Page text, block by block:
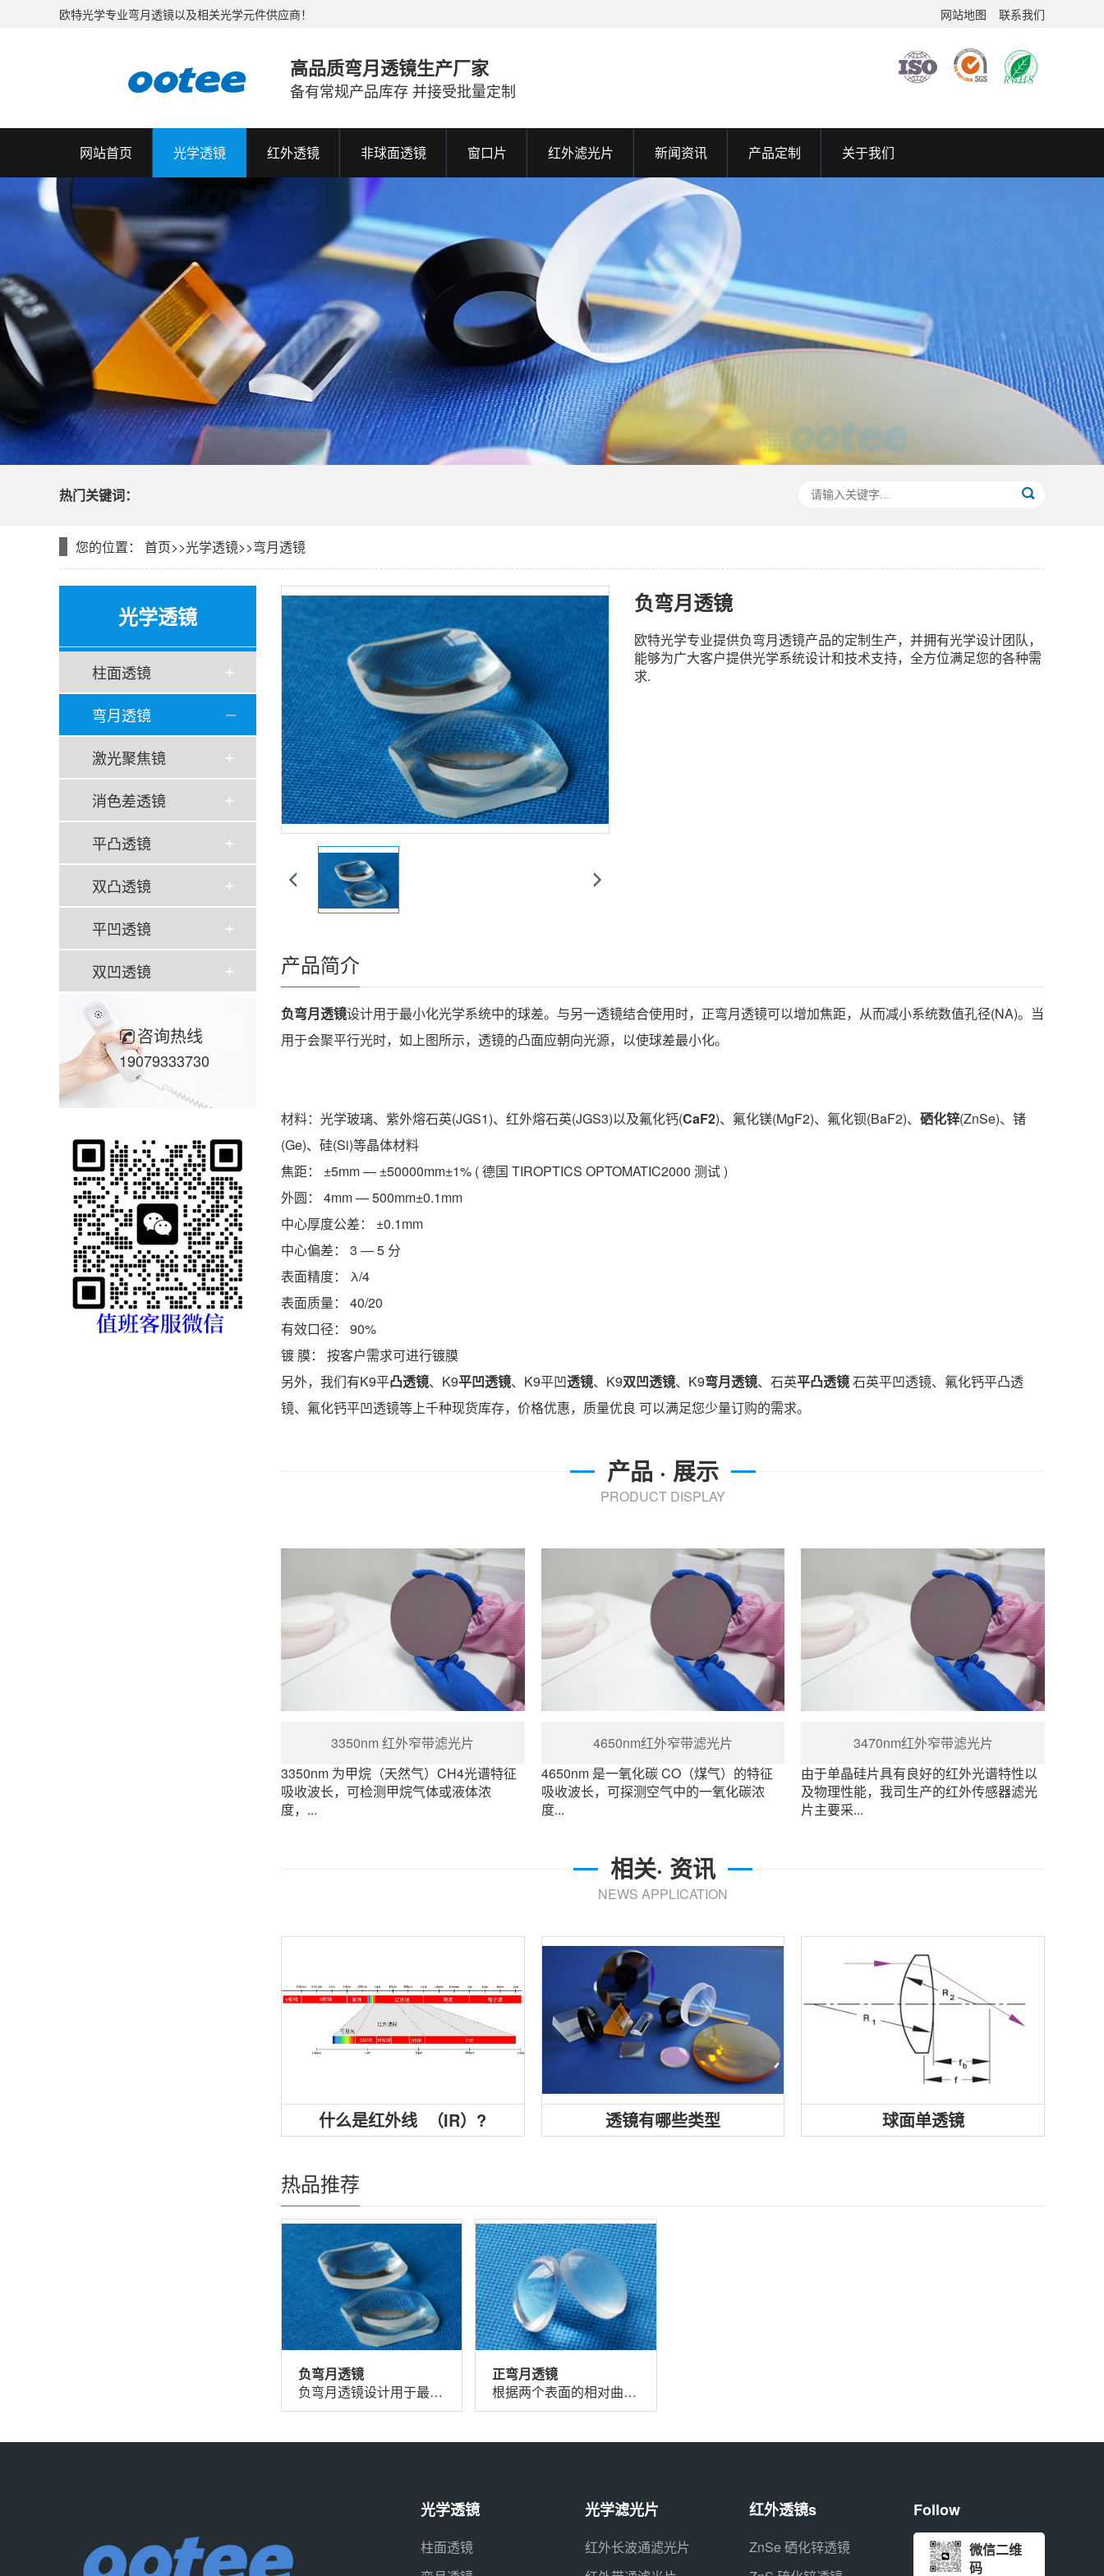
网站地图 联系我们
欧特光学专业弯月透镜以及相关光学元件供应商！
高品质弯月透镜生产厂家
备有常规产品库存 并接受批量定制
网站首页 光学透镜 红外透镜 非球面透镜 窗口片 红外滤光片 新闻资讯 产品定制 关于我们
热门关键词：
您的位置： 首页>>光学透镜>>弯月透镜
光学透镜
柱面透镜
弯月透镜
激光聚焦镜
消色差透镜
平凸透镜
双凸透镜
平凹透镜
双凹透镜
咨询热线
19079333730
负弯月透镜
欧特光学专业提供负弯月透镜产品的定制生产，并拥有光学设计团队，
能够为广大客户提供光学系统设计和技术支持，全方位满足您的各种需
求.
产品简介
负弯月透镜设计用于最小化光学系统中的球差。与另一透镜结合使用时，正弯月透镜可以增加焦距，从而减小系统数值孔径(NA)。当
用于会聚平行光时，如上图所示，透镜的凸面应朝向光源，以使球差最小化。
材料：光学玻璃、紫外熔石英(JGS1)、红外熔石英(JGS3)以及氟化钙(CaF2)、氟化镁(MgF2)、氟化钡(BaF2)、 硒化锌(ZnSe)、锗
(Ge)、硅(Si)等晶体材料
焦距： ±5mm — ±50000mm±1% ( 德国 TIROPTICS OPTOMATIC2000 测试 )
外圆： 4mm — 500mm±0.1mm
中心厚度公差： ±0.1mm
中心偏差： 3 — 5 分
表面精度： λ/4
表面质量： 40/20
有效口径： 90%
镀 膜： 按客户需求可进行镀膜
另外，我们有K9平凸透镜、K9平凹透镜、K9平凹透镜、K9双凹透镜、K9弯月透镜、石英平凸透镜石英平凹透镜、氟化钙平凸透
镜、氟化钙平凹透镜等上千种现货库存，价格优惠，质量优良 可以满足您少量订购的需求。
产品 · 展示
PRODUCT DISPLAY
3350nm 红外窄带滤光片
3350nm 为甲烷（天然气）CH4光谱特征
吸收波长，可检测甲烷气体或液体浓
度，...
4650nm红外窄带滤光片
4650nm 是一氧化碳 CO（煤气）的特征
吸收波长，可探测空气中的一氧化碳浓
度...
3470nm红外窄带滤光片
由于单晶硅片具有良好的红外光谱特性以
及物理性能，我司生产的红外传感器滤光
片主要采...
相关· 资讯
NEWS APPLICATION
什么是红外线 （IR）?
红外线（IR）是波长在750nm～
1mm的电磁波，它的频率高于微波
而低于可见光，...
透镜有哪些类型
凹透镜和凸透镜可进一步细分为许
多不同的类型，其中包括：圆形表
面的球面透镜、表面弯...
球面单透镜
热品推荐
负弯月透镜
负弯月透镜设计用于最小化光学系统中的球差。与另一透镜结合使用时，正弯月透镜可以增...
正弯月透镜
根据两个表面的相对曲率，弯月透镜可以是正透镜也可以是负透镜。负弯月透镜的中心比周...
光学透镜
柱面透镜
光学滤光片
红外长波通滤光片
红外透镜s
ZnSe 硒化锌透镜
Follow
微信二维
码